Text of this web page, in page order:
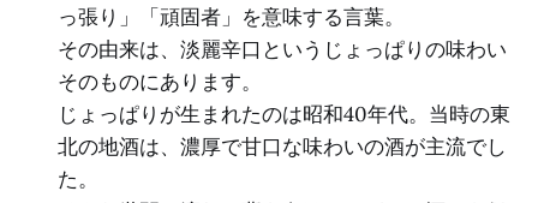
っ張り」「頑固者」を意味する言葉。
その由来は、淡麗辛口というじょっぱりの味わい
そのものにあります。
じょっぱりが生まれたのは昭和40年代。当時の東
北の地酒は、濃厚で甘口な味わいの酒が主流でし
た。